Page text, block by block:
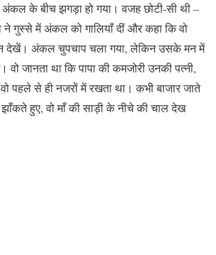
के बीच झगड़ा हो गया। वजह छोटी-सी थी –
ने गुस्से में अंकल को गालियाँ दीं और कहा कि वो
देखें। अंकल चुपचाप चला गया, लेकिन उसके मन में
जानता था कि पापा की कमजोरी उनकी पत्नी,
वो पहले से ही नजरों में रखता था। कभी बाजार जाते
हुए, वो माँ की साड़ी के नीचे की चाल देख